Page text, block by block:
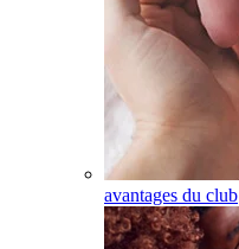
avantages du club